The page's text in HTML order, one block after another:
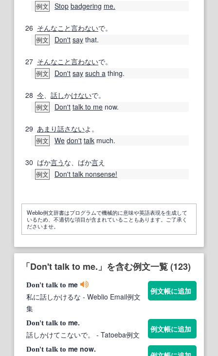
例文 Stop badgering me.
26 そんなこと言わないで。
例文 Don't say that.
27 そんなこと言わないで。
例文 Don't say such a thing.
28 今 話しかけないで。
例文 Don't talk to me now.
29 あまり話さないよ。
例文 We don't talk much.
30 ばか言う な、ばか言え
例文 Don't talk nonsense!
Weblio例文辞書はプログラムで機械的に意味や英語表現を生成して
いるため、不適切な項目が含まれていることもあります。ご了承く
ださいませ。
「Don't talk to me.」を含む例文一覧 (123)
Don't talk to me
私に話しかけるな - Weblio Email例文
集
例文帳に追加
Don't talk to me.
話しかけてこないで。
- Tatoeba例文
例文帳に追加
Don't talk to me now.